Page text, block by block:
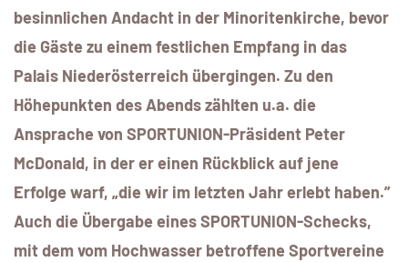
besinnlichen Andacht in der Minoritenkirche, bevor
die Gäste zu einem festlichen Empfang in das
Palais Niederösterreich übergingen. Zu den
Höhepunkten des Abends zählten u.a. die
Ansprache von SPORTUNION-Präsident Peter
McDonald, in der er einen Rückblick auf jene
Erfolge warf, „die wir im letzten Jahr erlebt haben.”
Auch die Übergabe eines SPORTUNION-Schecks,
mit dem vom Hochwasser betroffene Sportvereine